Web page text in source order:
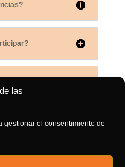
las
gestionar el consentimiento de